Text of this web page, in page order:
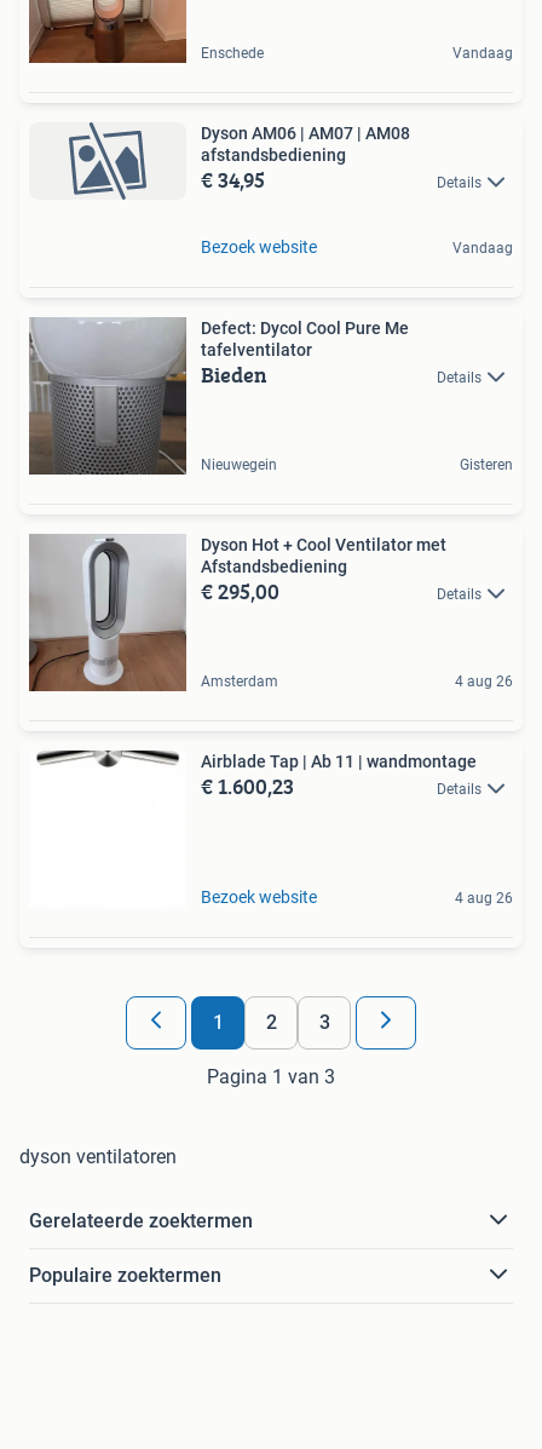
Enschede Vandaag
Dyson AM06 | AM07 | AM08
afstandsbediening
€ 34,95 Details
Bezoek website Vandaag
Defect: Dycol Cool Pure Me
tafelventilator
Bieden Details
Nieuwegein Gisteren
Dyson Hot + Cool Ventilator met
Afstandsbediening
€ 295,00 Details
Amsterdam 4 aug 26
Airblade Tap | Ab 11 | wandmontage
€ 1.600,23 Details
Bezoek website 4 aug 26
1 2 3
Pagina 1 van 3
dyson ventilatoren
Gerelateerde zoektermen
Populaire zoektermen